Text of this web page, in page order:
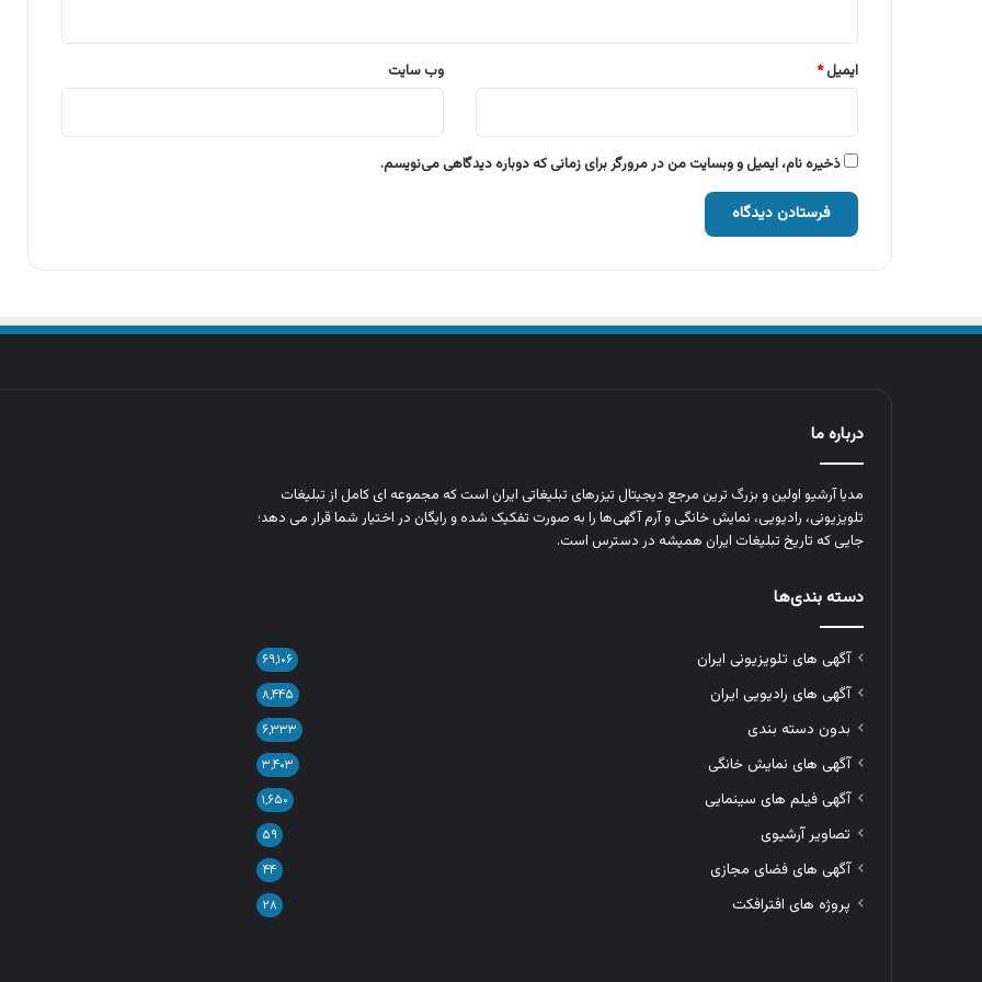
ایمیل* وب‌ سایت
ذخیره نام، ایمیل و وبسایت من در مرورگر برای زمانی که دوباره دیدگاهی می‌نویسم.
درباره ما
مدیا آرشیو اولین و بزرگ‌ ترین مرجع دیجیتال تیزرهای تبلیغاتی ایران است که مجموعه‌ ای کامل از تبلیغات
تلویزیونی، رادیویی، نمایش خانگی و آرم‌ آگهی‌ها را به‌ صورت تفکیک‌ شده و رایگان در اختیار شما قرار می‌ دهد؛
جایی که تاریخ تبلیغات ایران همیشه در دسترس است.
دسته بندی‌ها
آگهی های تلویزیونی ایران ۶۹,۱۰۶
آگهی های رادیویی ایران ۸,۴۴۵
بدون دسته بندی ۶,۳۳۳
آگهی های نمایش خانگی ۳,۴۰۳
آگهی فیلم های سینمایی ۱,۶۵۰
تصاویر آرشیوی ۵۹
آگهی های فضای مجازی ۴۴
پروژه های افترافکت ۲۸